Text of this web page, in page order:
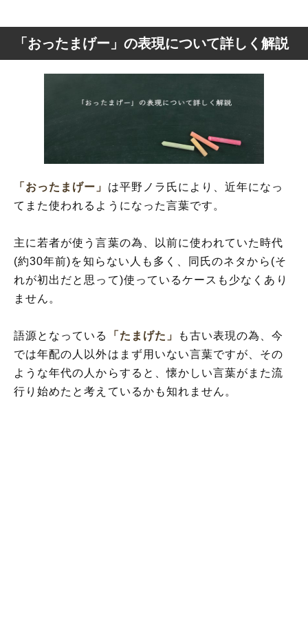
「おったまげー」の表現について詳しく解説
「おったまげー」 は平野ノラ氏により、近年になっ
てまた使われるようになった言葉です。
主に若者が使う言葉の為、以前に使われていた時代
(約30年前)を知らない人も多く、同氏のネタから(そ
れが初出だと思って)使っているケースも少なくあり
ません。
語源となっている 「たまげた」
も古い表現の為、今
では年配の人以外はまず用いない言葉ですが、その
ような年代の人からすると、懐かしい言葉がまた流
行り始めたと考えているかも知れません。